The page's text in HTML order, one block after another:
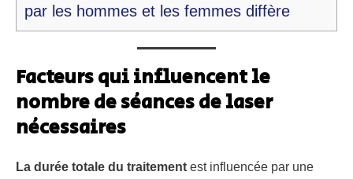
par les hommes et les femmes diffère
Facteurs qui influencent le
nombre de séances de laser
nécessaires
La durée totale du traitement est influencée par une